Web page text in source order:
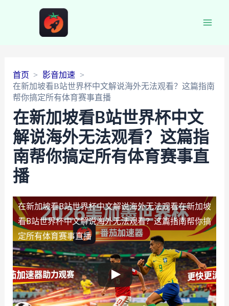
首页
影音加速
在新加坡看B站世界杯中文解说海外无法观看？这篇指南
帮你搞定所有体育赛事直播
在新加坡看B站世界杯中文
解说海外无法观看？这篇指
南帮你搞定所有体育赛事直
播
在新加坡看B站世界杯中文解说海外无法观看在新加坡
看B站世界杯中文解说海外无法观看？这篇指南帮你搞
定所有体育赛事直播